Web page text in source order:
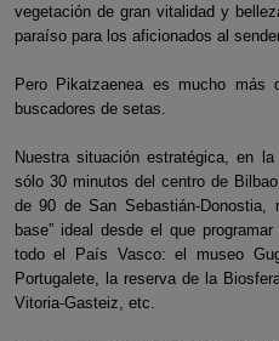
vegetación de gran vitalidad y
paraíso para los aficionados al
Pero Pikatzaenea es mucho más
buscadores de setas.
Nuestra situación estratégica, en
sólo 30 minutos del centro de
de 90 de San Sebastián-
base” ideal desde el que
todo el País Vasco: el museo
Portugalete, la reserva de la
Vitoria-Gasteiz, etc.